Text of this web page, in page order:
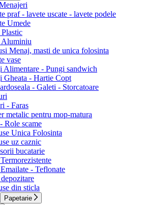
praf - lavete uscate - lavete podele
Umede
Aluminiu
Menaj, masti de unica folosinta
vase
Alimentare - Pungi sandwich
Gheata - Hartie Copt
- Galeti - Storcatoare
- Faras
metalic pentru mop-matura
Role scame
Unica Folosinta
uz caznic
bucatarie
- Teflonate
din sticla
Papetarie